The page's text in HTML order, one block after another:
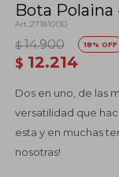
Bota Polaina
271810130
$ 12.214
$ 14.900 18
Dos en uno, de las
versatilidad que
esta y en muchas
nosotras!